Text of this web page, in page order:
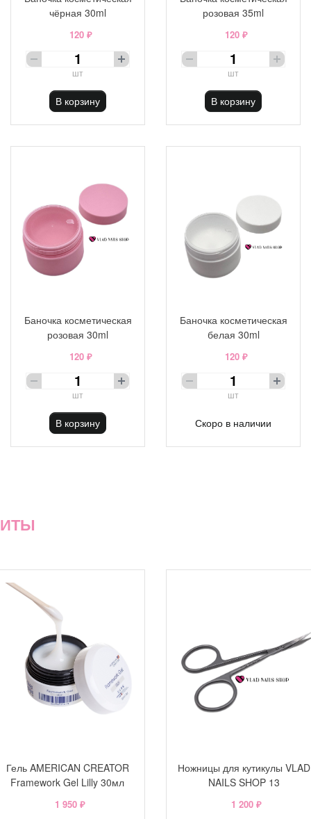
чёрная 30ml
120 ₽
шт
В корзину
розовая 35ml
120 ₽
шт
В корзину
Баночка косметическая
розовая 30ml
120 ₽
шт
В корзину
Баночка косметическая
белая 30ml
120 ₽
шт
Скоро в наличии
Гель AMERICAN CREATOR
Framework Gel Lilly 30мл
1 950 ₽
Ножницы для кутикулы VLAD
NAILS SHOP 13
1 200 ₽